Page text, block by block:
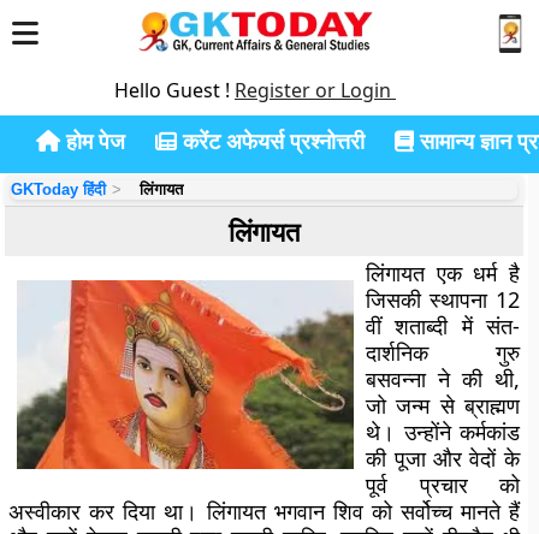
Hello Guest ! Register or Login
होम पेज करेंट अफेयर्स प्रश्नोत्तरी सामान्य ज्ञान
GKToday हिंदी लिंगायत
लिंगायत
लिंगायत एक धर्म है
जिसकी स्थापना 12
वीं शताब्दी में संत-
दार्शनिक गुरु
बसवन्ना ने की थी,
जो जन्म से ब्राह्मण
थे। उन्होंने कर्मकांड
की पूजा और वेदों के
पूर्व प्रचार को
अस्वीकार कर दिया था। लिंगायत भगवान शिव को सर्वोच्च मानते हैं